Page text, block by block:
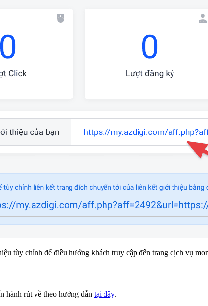
tùy chỉnh để điều hướng khách truy cập đến trang dịch vụ
hành rút về theo hướng dẫn tại đây.